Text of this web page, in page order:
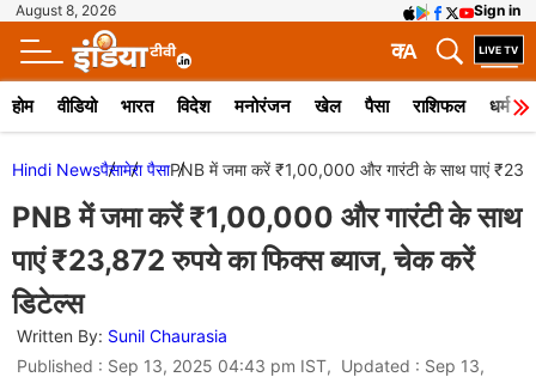
August 8, 2026 Sign in
A
क
होम वीडियो भारत विदेश मनोरंजन खेल पैसा राशिफल धर्म
Hindi Newsपैसामेरा पैसाPNB में जमा करें ₹1,00,000 और गारंटी के साथ पाएं
PNB में जमा करें ₹1,00,000 और गारंटी के साथ
पाएं ₹23,872 रुपये का फिक्स ब्याज, चेक करें
डिटेल्स
Written By: Sunil Chaurasia
Published : Sep 13, 2025 04:43 pm IST, Updated : Sep 13,